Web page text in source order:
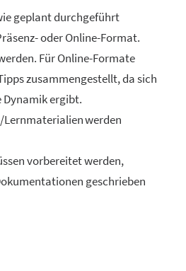
geplant durchgeführt
oder Online-Format.
Für Online-Formate
zusammengestellt, da sich
Dynamik ergibt.
Lernmaterialien werden
vorbereitet werden,
geschrieben